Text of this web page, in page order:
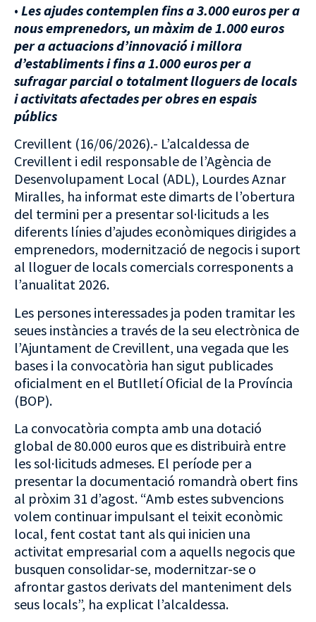
• Les ajudes contemplen fins a 3.000 euros per a
nous emprenedors, un màxim de 1.000 euros
per a actuacions d’innovació i millora
d’establiments i fins a 1.000 euros per a
sufragar parcial o totalment lloguers de locals
i activitats afectades per obres en espais
públics
Crevillent (16/06/2026).- L’alcaldessa de
Crevillent i edil responsable de l’Agència de
Desenvolupament Local (ADL), Lourdes Aznar
Miralles, ha informat este dimarts de l’obertura
del termini per a presentar sol·licituds a les
diferents línies d’ajudes econòmiques dirigides a
emprenedors, modernització de negocis i suport
al lloguer de locals comercials corresponents a
l’anualitat 2026.
Les persones interessades ja poden tramitar les
seues instàncies a través de la seu electrònica de
l’Ajuntament de Crevillent, una vegada que les
bases i la convocatòria han sigut publicades
oficialment en el Butlletí Oficial de la Província
(BOP).
La convocatòria compta amb una dotació
global de 80.000 euros que es distribuirà entre
les sol·licituds admeses. El període per a
presentar la documentació romandrà obert fins
al pròxim 31 d’agost. “Amb estes subvencions
volem continuar impulsant el teixit econòmic
local, fent costat tant als qui inicien una
activitat empresarial com a aquells negocis que
busquen consolidar-se, modernitzar-se o
afrontar gastos derivats del manteniment dels
seus locals”, ha explicat l’alcaldessa.